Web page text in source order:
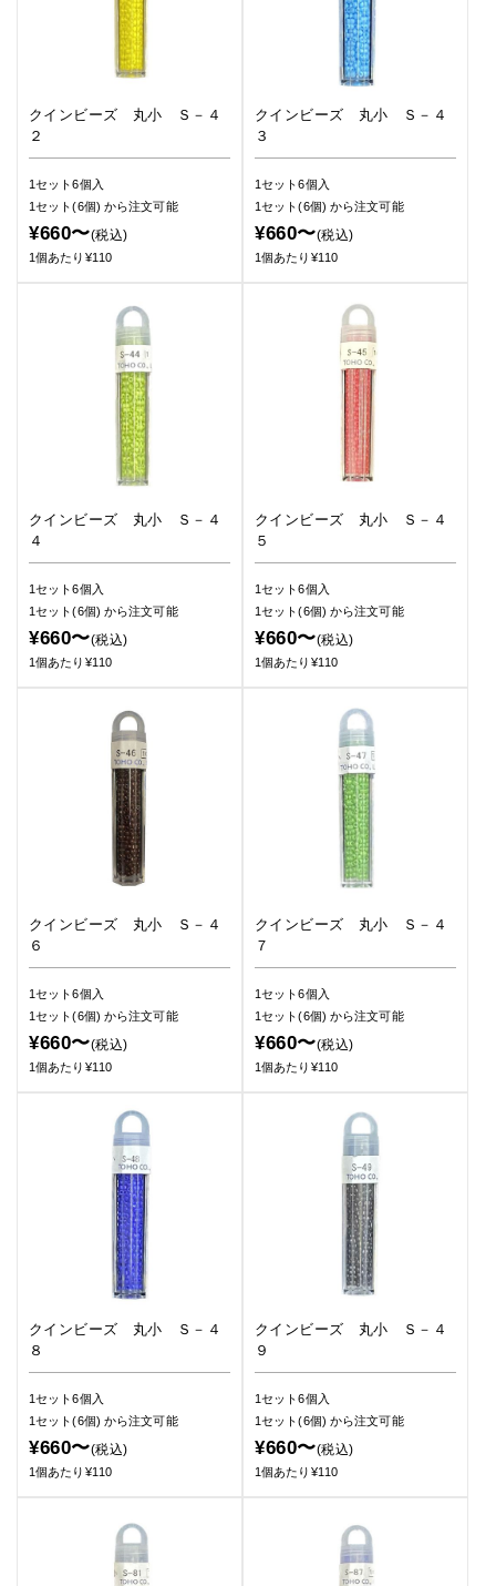
クインビーズ 丸小 Ｓ－４
２
1セット6個入
1セット(6個) から注文可能
¥660〜(税込)
1個あたり¥110
クインビーズ 丸小 Ｓ－４
３
1セット6個入
1セット(6個) から注文可能
¥660〜(税込)
1個あたり¥110
クインビーズ 丸小 Ｓ－４
４
1セット6個入
1セット(6個) から注文可能
¥660〜(税込)
1個あたり¥110
クインビーズ 丸小 Ｓ－４
５
1セット6個入
1セット(6個) から注文可能
¥660〜(税込)
1個あたり¥110
クインビーズ 丸小 Ｓ－４
６
1セット6個入
1セット(6個) から注文可能
¥660〜(税込)
1個あたり¥110
クインビーズ 丸小 Ｓ－４
７
1セット6個入
1セット(6個) から注文可能
¥660〜(税込)
1個あたり¥110
クインビーズ 丸小 Ｓ－４
８
1セット6個入
1セット(6個) から注文可能
¥660〜(税込)
1個あたり¥110
クインビーズ 丸小 Ｓ－４
９
1セット6個入
1セット(6個) から注文可能
¥660〜(税込)
1個あたり¥110